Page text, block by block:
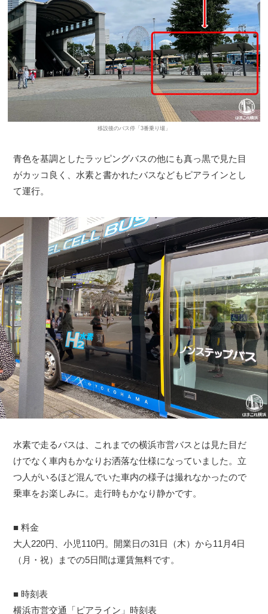
移設後のバス停「3番乗り場」
青色を基調としたラッピングバスの他にも真っ黒で見た目
がカッコ良く、水素と書かれたバスなどもピアラインとし
て運行。
水素で走るバスは、これまでの横浜市営バスとは見た目だ
けでなく車内もかなりお洒落な仕様になっていました。立
つ人がいるほど混んでいた車内の様子は撮れなかったので
乗車をお楽しみに。走行時もかなり静かです。
■ 料金
大人220円、小児110円。開業日の31日（木）から11月4日
（月・祝）までの5日間は運賃無料です。
■ 時刻表
横浜市営交通「ピアライン」時刻表